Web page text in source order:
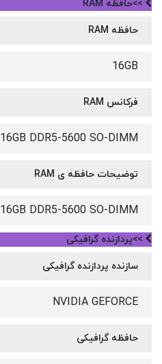
>>حافظه RAM
حافظه RAM
16GB
فرکانس RAM
16GB DDR5-5600 SO-DIMM
توضیحات حافظه ی RAM
16GB DDR5-5600 SO-DIMM
>>پردازنده گرافیکی
سازنده پردازنده گرافیکی
NVIDIA GEFORCE
حافظه گرافیکی